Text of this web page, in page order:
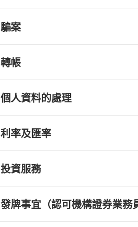
騙案
轉帳
個人資料的處理
利率及匯率
投資服務
發牌事宜（認可機構證券業務